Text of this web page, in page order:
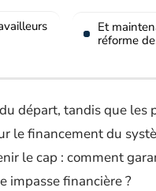
Et
réforme
départ, tandis que
le financement du
le cap : comment
impasse financière ?